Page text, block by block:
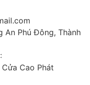
An Phú Đông, Thành
Cao Phát